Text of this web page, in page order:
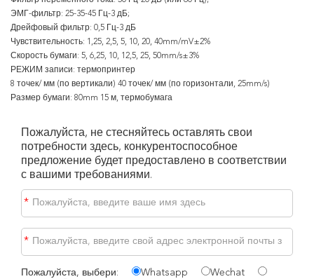
ЭМГ-фильтр: 25-35-45 Гц-3 дБ;
Дрейфовый фильтр: 0,5 Гц-3 дБ
Чувствительность: 1,25, 2,5, 5, 10, 20, 40mm/mV±2%
Скорость бумаги: 5, 6,25, 10, 12,5, 25, 50mm/s±3%
РЕЖИМ записи: термопринтер
8 точек/ мм (по вертикали) 40 точек/ мм (по горизонтали, 25mm/s)
Размер бумаги: 80mm 15 м, термобумага
Пожалуйста, не стесняйтесь оставлять свои
потребности здесь, конкурентоспособное
предложение будет предоставлено в соответствии
с вашими требованиями.
*
*
Пожалуйста, выбери: Whatsapp
Wechat